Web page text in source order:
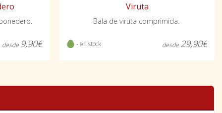
desde 9,90€
Viruta
Bala de viruta comprimida.
- en stock desde 29,90€